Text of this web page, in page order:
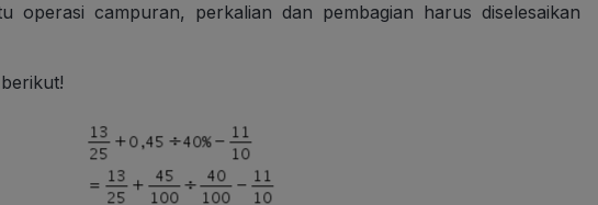
operasi campuran, perkalian dan pembagian harus diselesaikan